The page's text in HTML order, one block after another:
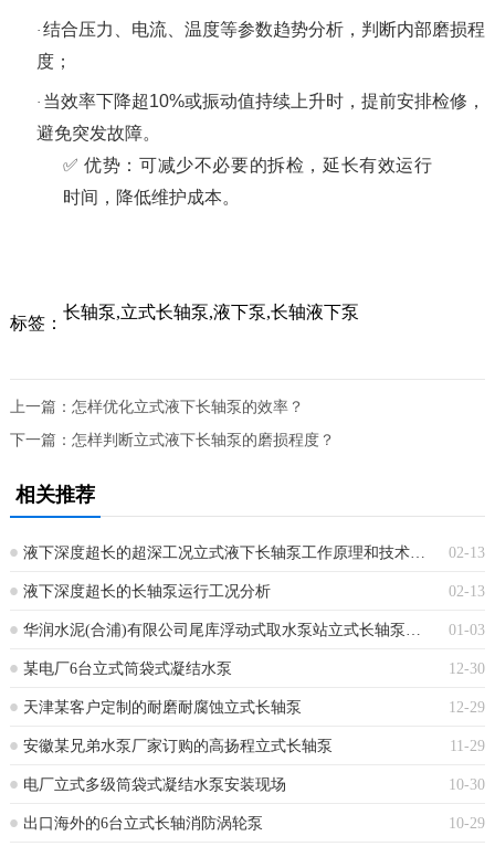
· 结合压力、电流、温度等参数趋势分析，判断内部磨损程
度；
· 当效率下降超10%或振动值持续上升时，提前安排检修，
避免突发故障。
✅ 优势：可减少不必要的拆检，延长有效运行
时间，降低维护成本。
标签：
长轴泵,立式长轴泵,液下泵,长轴液下泵
上一篇： 怎样优化立式液下长轴泵的效率？
下一篇： 怎样判断立式液下长轴泵的磨损程度？
相关推荐
02-13
液下深度超长的超深工况立式液下长轴泵工作原理和技术核心
02-13
液下深度超长的长轴泵运行工况分析
01-03
华润水泥(合浦)有限公司尾库浮动式取水泵站立式长轴泵安装现场
12-30
某电厂6台立式筒袋式凝结水泵
12-29
天津某客户定制的耐磨耐腐蚀立式长轴泵
11-29
安徽某兄弟水泵厂家订购的高扬程立式长轴泵
10-30
电厂立式多级筒袋式凝结水泵安装现场
10-29
出口海外的6台立式长轴消防涡轮泵